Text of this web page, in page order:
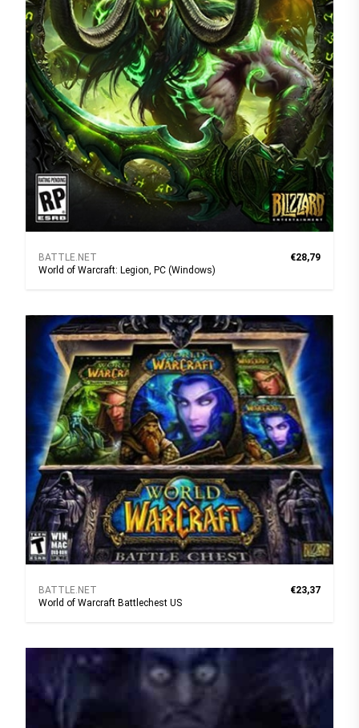
BATTLE.NET
World of Warcraft: Legion, PC (Windows)
€28,79
BATTLE.NET
World of Warcraft Battlechest US
€23,37